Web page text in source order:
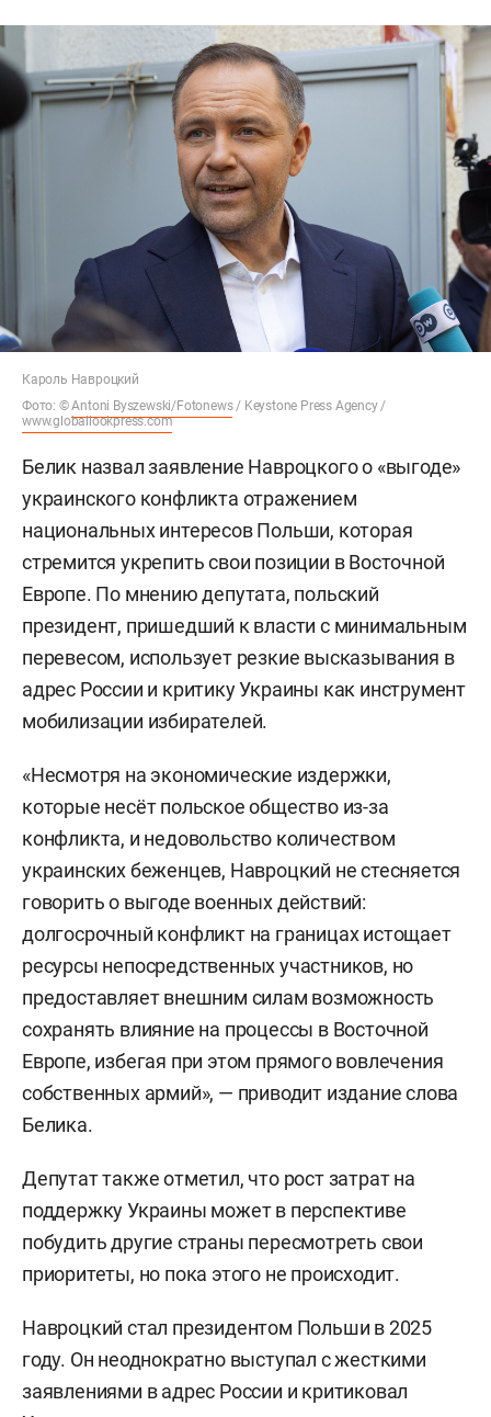
Кароль Навроцкий
Фото: ©Antoni Byszewski/Fotonews/ Keystone Press Agency /
www.globallookpress.com
Белик назвал заявление Навроцкого о «выгоде»
украинского конфликта отражением
национальных интересов Польши, которая
стремится укрепить свои позиции в Восточной
Европе. По мнению депутата, польский
президент, пришедший к власти с минимальным
перевесом, использует резкие высказывания в
адрес России и критику Украины как инструмент
мобилизации избирателей.
«Несмотря на экономические издержки,
которые несёт польское общество из-за
конфликта, и недовольство количеством
украинских беженцев, Навроцкий не стесняется
говорить о выгоде военных действий:
долгосрочный конфликт на границах истощает
ресурсы непосредственных участников, но
предоставляет внешним силам возможность
сохранять влияние на процессы в Восточной
Европе, избегая при этом прямого вовлечения
собственных армий», — приводит издание слова
Белика.
Депутат также отметил, что рост затрат на
поддержку Украины может в перспективе
побудить другие страны пересмотреть свои
приоритеты, но пока этого не происходит.
Навроцкий стал президентом Польши в 2025
году. Он неоднократно выступал с жесткими
заявлениями в адрес России и критиковал